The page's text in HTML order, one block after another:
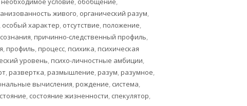
живого, органический разум,
, особый характер, отсутствие,положение,
,причинно-следственный профиль,
,профиль,процесс,психика,психическая
уровень,психо-личностные амбиции,
,развертка,размышление,разум,разумное,
вычисления,рождение, система,
, состояние жизненности, спекулятор,